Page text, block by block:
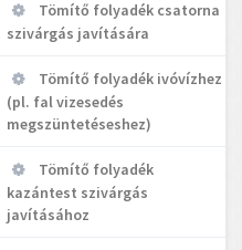
Tömítő folyadék csatorna
szivárgás javítására
Tömítő folyadék ivóvízhez
(pl. fal vizesedés
megszüntetéseshez)
Tömítő folyadék
kazántest szivárgás
javításához